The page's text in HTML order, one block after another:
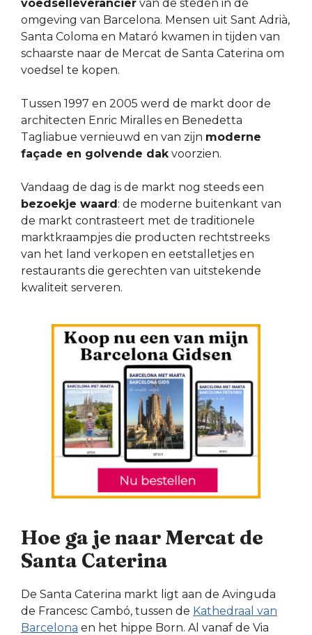
voedselleverancier van de steden in de
omgeving van Barcelona. Mensen uit Sant Adrià,
Santa Coloma en Mataró kwamen in tijden van
schaarste naar de Mercat de Santa Caterina om
voedsel te kopen.
Tussen 1997 en 2005 werd de markt door de
architecten Enric Miralles en Benedetta
Tagliabue vernieuwd en van zijn moderne
façade en golvende dakvoorzien.
Vandaag de dag is de markt nog steeds een
bezoekje waard : de moderne buitenkant van
de markt contrasteert met de traditionele
marktkraampjes die producten rechtstreeks
van het land verkopen en eetstalletjes en
restaurants die gerechten van uitstekende
kwaliteit serveren.
Hoe ga je naar Mercat de
Santa Caterina
De Santa Caterina markt ligt aan de Avinguda
de Francesc Cambó, tussen de Kathedraal van
Barcelona en het hippe Born. Al vanaf de Via